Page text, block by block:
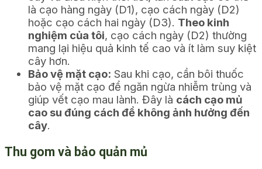
là cạo hàng ngày (D1), cạo cách ngày (D2)
hoặc cạo cách hai ngày (D3). Theo kinh
nghiệm của tôi, cạo cách ngày (D2) thường
mang lại hiệu quả kinh tế cao và ít làm suy kiệt
cây hơn.
Bảo vệ mặt cạo: Sau khi cạo, cần bôi thuốc
bảo vệ mặt cạo để ngăn ngừa nhiễm trùng và
giúp vết cạo mau lành. Đây là cách cạo mủ
cao su đúng cách để không ảnh hưởng đến
cây.
Thu gom và bảo quản mủ